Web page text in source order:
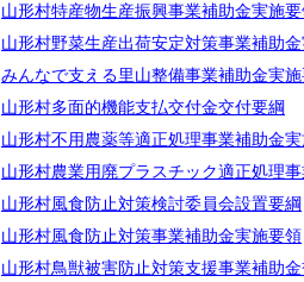
山形村特産物生産振興事業補助金実施
山形村野菜生産出荷安定対策事業補助
みんなで支える里山整備事業補助金実
山形村多面的機能支払交付金交付要綱
山形村不用農薬等適正処理事業補助金
山形村農業用廃プラスチック適正処理
山形村風食防止対策検討委員会設置要綱
山形村風食防止対策事業補助金実施要領
山形村鳥獣被害防止対策支援事業補助